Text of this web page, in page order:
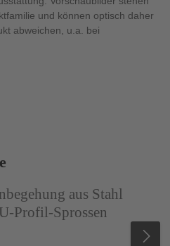
und können optisch daher
abweichen, u.a. bei
aus Stahl
Profil-Sprossen